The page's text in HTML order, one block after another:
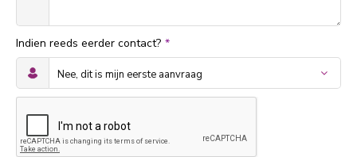
Indien reeds eerder contact? *